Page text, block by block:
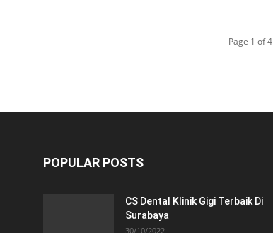
Page 1 of 4
POPULAR POSTS
CS Dental Klinik Gigi Terbaik Di
Surabaya
30/10/2022